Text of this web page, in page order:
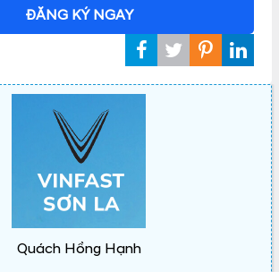
Quách Hồng Hạnh